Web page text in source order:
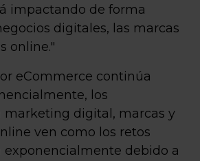
impactando de forma
digitales, las marcas
online."
eCommerce continúa
los
marketing digital, marcas y
ven como los retos
debido a